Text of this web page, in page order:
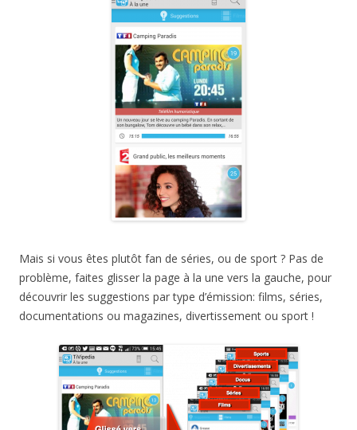
Mais si vous êtes plutôt fan de séries, ou de sport ? Pas de
problème, faites glisser la page à la une vers la gauche, pour
découvrir les suggestions par type d’émission: films, séries,
documentations ou magazines, divertissement ou sport !